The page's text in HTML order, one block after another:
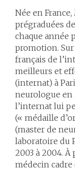
Née en
prégraduées
chaque année
promotion. Sur
français de
meilleurs et
(internat) à
neurologue en
l’internat lui
(« médaille
(master de
laboratoire du
2003 à 2004.
médecin